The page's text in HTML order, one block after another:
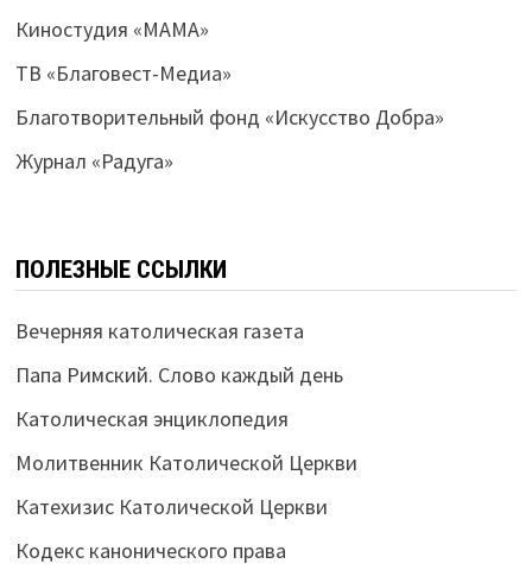
Киностудия «МАМА»
ТВ «Благовест-Медиа»
Благотворительный фонд «Искусство Добра»
Журнал «Радуга»
ПОЛЕЗНЫЕ ССЫЛКИ
Вечерняя католическая газета
Папа Римский. Слово каждый день
Католическая энциклопедия
Молитвенник Католической Церкви
Катехизис Католической Церкви
Кодекс канонического права